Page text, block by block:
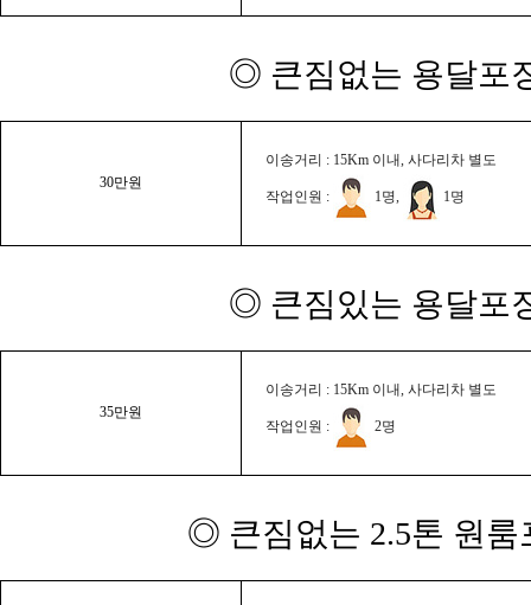
◎ 큰짐없는 용달포
30만원
이송거리 : 15Km 이내, 사다리차 별도
작업인원 : 1명, 1명
◎ 큰짐있는 용달포
35만원
이송거리 : 15Km 이내, 사다리차 별도
작업인원 : 2명
◎ 큰짐없는 2.5톤 원룸